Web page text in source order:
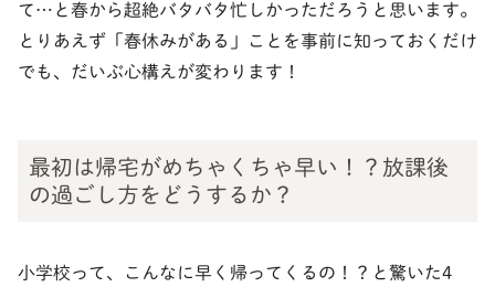
て…と春から超絶バタバタ忙しかっただろうと思います。
とりあえず「春休みがある」ことを事前に知っておくだけ
でも、だいぶ心構えが変わります！
最初は帰宅がめちゃくちゃ早い！？放課後
の過ごし方をどうするか？
小学校って、こんなに早く帰ってくるの！？と驚いた4